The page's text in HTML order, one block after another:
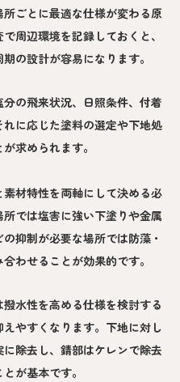
ごとに最適な仕様が変わる原
周辺環境を記録しておくと、
の設計が容易になります。
の飛来状況、日照条件、付着
に応じた塗料の選定や下地処
求められます。
材特性を両軸にして決める必
では塩害に強い下塗りや金属
抑制が必要な場所では防藻・
わせることが効果的です。
水性を高める仕様を検討する
やすくなります。下地に対し
除去し、錆部はケレンで除去
が基本です。